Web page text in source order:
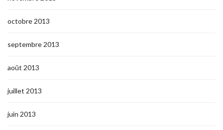
octobre 2013
septembre 2013
août 2013
juillet 2013
juin 2013